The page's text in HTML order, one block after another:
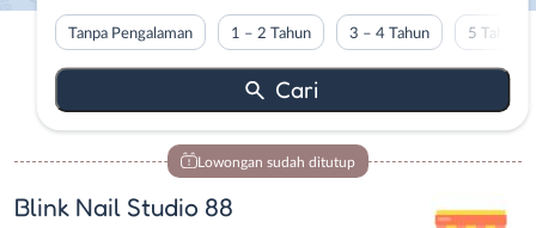
Tanpa Pengalaman 1 – 2 Tahun 3 – 4 Tahun 5 Tahun
Lowongan sudah ditutup
Blink Nail Studio 88